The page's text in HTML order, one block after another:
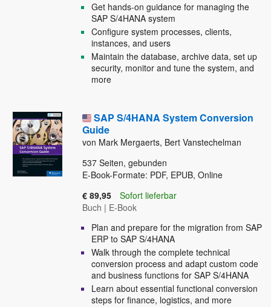
Get hands-on guidance for managing the
SAP S/4HANA system
Configure system processes, clients,
instances, and users
Maintain the database, archive data, set up
security, monitor and tune the system, and
more
SAP S/4HANA System Conversion
Guide
von Mark Mergaerts, Bert Vanstechelman
537 Seiten, gebunden
E-Book-Formate: PDF, EPUB, Online
€ 89,95
Sofort lieferbar
Buch | E-Book
Plan and prepare for the migration from SAP
ERP to SAP S/4HANA
Walk through the complete technical
conversion process and adapt custom code
and business functions for SAP S/4HANA
Learn about essential functional conversion
steps for finance, logistics, and more